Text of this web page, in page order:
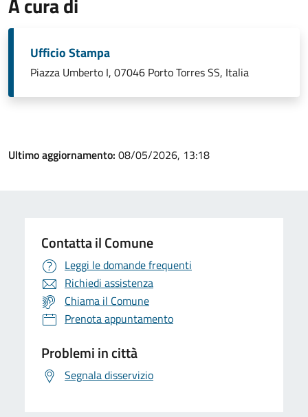
A cura di
Ufficio Stampa
Piazza Umberto I, 07046 Porto Torres SS, Italia
Ultimo aggiornamento: 08/05/2026, 13:18
Contatta il Comune
Leggi le domande frequenti
Richiedi assistenza
Chiama il Comune
Prenota appuntamento
Problemi in città
Segnala disservizio